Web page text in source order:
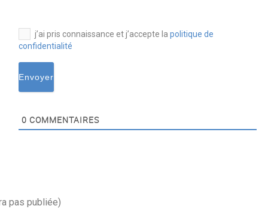
j’ai pris connaissance et j’accepte la politique de
confidentialité
0 COMMENTAIRES
pas publiée)